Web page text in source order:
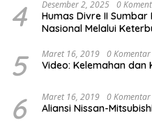
4 Desember 2, 2025 0
Humas Divre II
Nasional Melalui
5 Maret 16, 2019 0 Komentar
Video: Kelemahan dan
6 Maret 16, 2019 0 Komentar
Aliansi Nissan-